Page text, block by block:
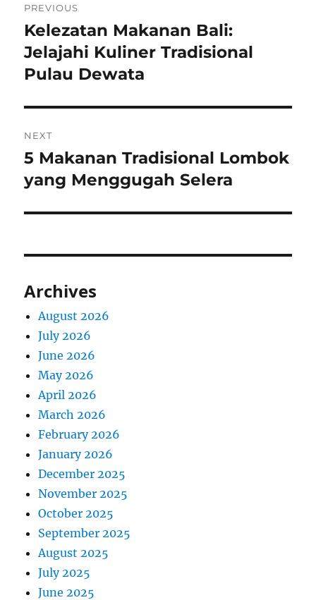
navigation
PREVIOUS
Previous
post:
Kelezatan Makanan Bali:
Jelajahi Kuliner Tradisional
Pulau Dewata
NEXT
Next
post:
5 Makanan Tradisional Lombok
yang Menggugah Selera
Archives
August 2026
July 2026
June 2026
May 2026
April 2026
March 2026
February 2026
January 2026
December 2025
November 2025
October 2025
September 2025
August 2025
July 2025
June 2025